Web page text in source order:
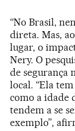
“No Brasil,
direta. Mas,
lugar, o
Nery. O
de segurança
local. “Ela
como a idade
tendem a se
exemplo”,